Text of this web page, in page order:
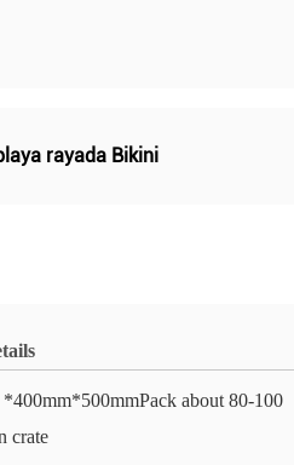
rayada Bikini
about 80-100
crate